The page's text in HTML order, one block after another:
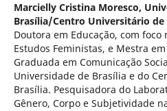
Marcielly Cristina Moresco,
Brasília/Centro Universitário de
Doutora em Educação, com foco
Estudos Feministas, e Mestra
Graduada em Comunicação
Universidade de Brasília e do
Brasília. Pesquisadora do
Gênero, Corpo e Subjetividade